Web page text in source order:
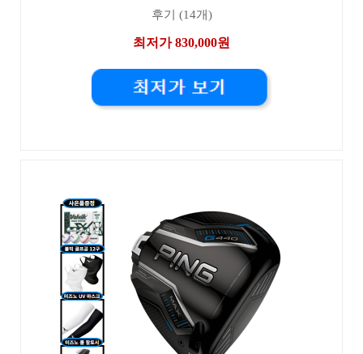
후기 (14개)
최저가 830,000원